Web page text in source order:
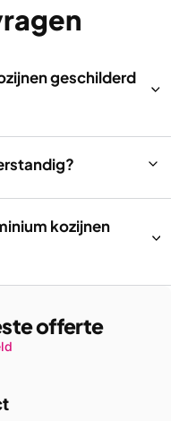
geschilderd
kozijnen
offerte